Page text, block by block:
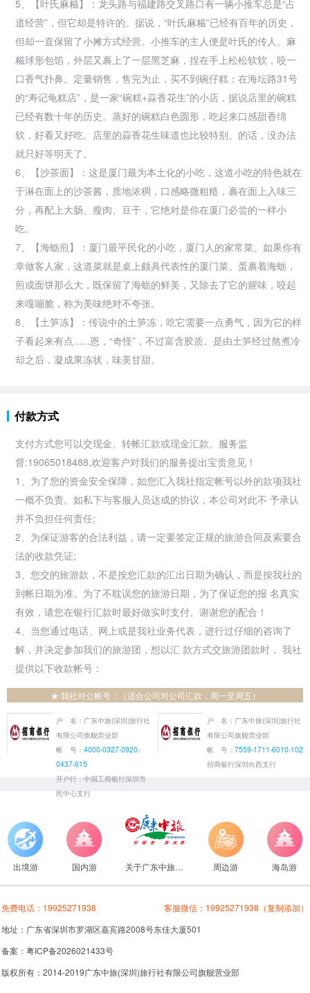
5、【叶氏麻糍】：龙头路与福建路交叉路口有一辆小推车总是“占
道经营”，但它却是特许的。据说，“叶氏麻糍”已经有百年的历史，
但却一直保留了小摊方式经营。小推车的主人便是叶氏的传人。麻
糍球形包馅，外层又裹上了一层黑芝麻，捏在手上松松软软，咬一
口香气扑鼻。定量销售，售完为止，买不到碗仔糕：在海坛路31号
的“寿记龟糕店”，是一家“碗糕+蒜香花生”的小店，据说店里的碗糕
已经有数十年的历史。蒸好的碗糕白色圆形，吃起来口感甜香绵
软，好看又好吃。店里的蒜香花生味道也比较特别。的话，没办法
就只好等明天了。
6、【沙茶面】：这是厦门最为本土化的小吃，这道小吃的特色就在
于淋在面上的沙茶酱，质地浓稠，口感略微粗糙，裹在面上入味三
分，再配上大肠、瘦肉、豆干，它绝对是你在厦门必尝的一样小
吃。
7、【海蛎煎】：厦门最平民化的小吃，厦门人的家常菜。如果你有
幸做客人家，这道菜就是桌上颇具代表性的厦门菜。蛋裹着海蛎，
煎成面饼那么大，既保留了海蛎的鲜美，又除去了它的腥味，咬起
来嘎嘣脆，称为美味绝对不夸张。
8、【土笋冻】：传说中的土笋冻，吃它需要一点勇气，因为它的样
子看起来有点......恩，“奇怪”，不过富含胶质。是由土笋经过熬煮冷
却之后，凝成果冻状，味美甘甜。
付款方式
支付方式您可以交现金、转帐汇款或现金汇款。服务监
督:19065018488,欢迎客户对我们的服务提出宝贵意见！
1、为了您的资金安全保障，如您汇入我社指定帐号以外的款项我社
一概不负责。如私下与客服人员达成的协议，本公司对此不 予承认
并不负担任何责任;
2、为保证游客的合法利益，请一定要签定正规的旅游合同及索要合
法的收款凭证;
3、您交的旅游款，不是按您汇款的汇出日期为确认，而是按我社的
到帐日期为准。为了不耽误您的旅游日期，为了保证您的报 名真实
有效，请您在银行汇款时最好做实时支付。谢谢您的配合！
4、当您通过电话、网上或是我社业务代表，进行过仔细的咨询了
解，并决定参加我们的旅游团，想以汇 款方式交旅游团款时， 我社
提供以下收款帐号：
★ 我社对公帐号：（适合公司对公司汇款，周一至周五）
户 名：广东中旅(深圳)旅行社
有限公司旗舰营业部
帐 号： 4000-0327-0920-
0437-615
开户行：中国工商银行深圳市
民中心支行
户 名：广东中旅(深圳)旅行社
有限公司旗舰营业部
帐 号： 7559-1711-6010-102
招商银行深圳向西支行
出境游 国内游 关于广东中旅旅行社 周边游 海岛游
免费电话： 19925271938 客服微信： 19925271938 （复制添加）
地址：广东省深圳市罗湖区嘉宾路2008号东佳大厦501
备案：粤ICP备2026021433号
版权所有：2014-2019广东中旅(深圳)旅行社有限公司旗舰营业部